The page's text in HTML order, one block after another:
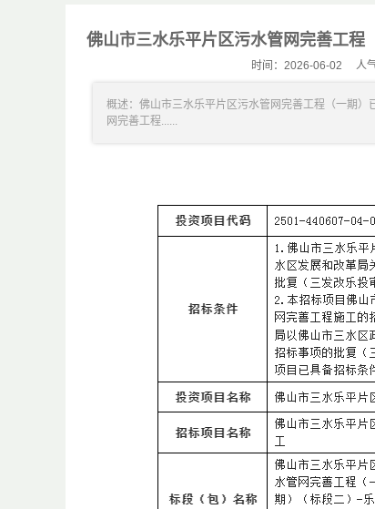
佛山市三水乐平片区污水管网完善工程
时间：2026-06-02 人
概述：佛山市三水乐平片区污水管网完善工程（一期
网完善工程......